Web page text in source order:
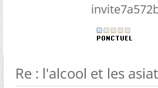
Re : l'alcool et les